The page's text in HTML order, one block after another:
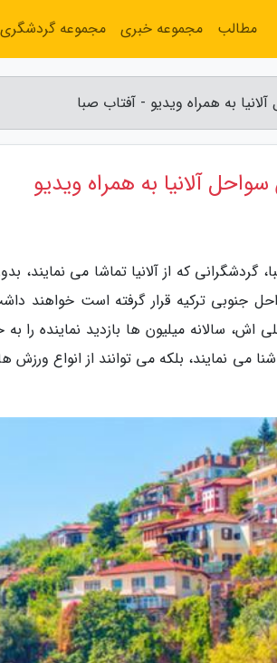
به همراه ویدیو - آفتاب صبا
آلانیا به همراه ویدیو
گردشگرانی که از آلانیا تماشا می
جنوبی ترکیه قرار گرفته است خواهند
سالانه میلیون ها بازدید نماینده را
شنا می نمایند، بلکه می توانند از انواع
مطالب مجموعه خبری مجموعه گردشگری